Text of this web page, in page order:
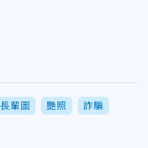
長輩圖 艷照 詐騙